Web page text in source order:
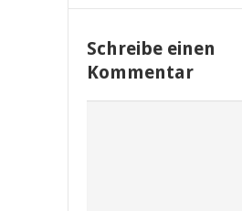
Schreibe einen
Kommentar